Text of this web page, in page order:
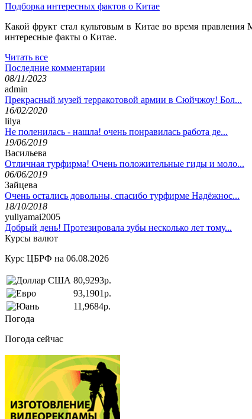
Подборка интересных фактов о Китае
Какой фрукт стал культовым в Китае во время правления
интересные факты о Китае.
Читать все
Последние комментарии
08/11/2023
admin
Прекрасный музей терракотовой армии в Сюйчжоу! Бол...
16/02/2020
lilya
Не поленилась - нашла! очень понравилась работа де...
19/06/2019
Васильева
Отличная турфирма! Очень положительные гиды и моло...
06/06/2019
Зайцева
Очень остались довольны, спасибо турфирме Надёжнос...
18/10/2018
yuliyamai2005
Добрый день! Протезировала зубы несколько лет тому...
Курсы валют
Курс ЦБРФ на 06.08.2026
80,9293р.
93,1901р.
11,9684р.
Погода
Погода сейчас